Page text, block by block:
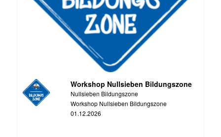
Workshop Nullsieben Bildungszone
Nullsieben Bildungszone
Workshop Nullsieben Bildungszone
01.12.2026